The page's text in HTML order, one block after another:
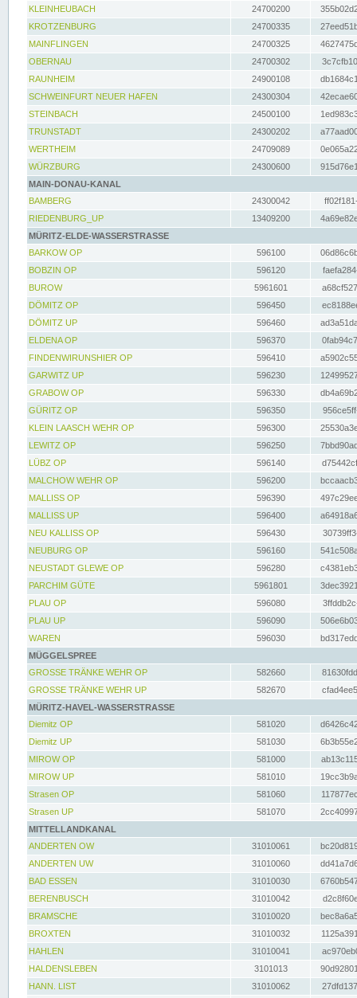
KLEINHEUBACH 24700200
KROTZENBURG
24700335
MAINFLINGEN
24700325
OBERNAU
24700302
RAUNHEIM
24900108
SCHWEINFURT NEUER HAFEN
24300304
STEINBACH
24500100
TRUNSTADT
24300202
WERTHEIM
24709089
WÜRZBURG
24300600
MAIN-DONAU-KANAL
BAMBERG
24300042
RIEDENBURG_UP
13409200
MÜRITZ-ELDE-WASSERSTRASSE
BARKOW OP
596100
BOBZIN OP
596120
BUROW
5961601
DÖMITZ OP
596450
DÖMITZ UP
596460
ELDENA OP
596370
FINDENWIRUNSHIER OP
596410
GARWITZ UP
596230
GRABOW OP
596330
GÜRITZ OP
596350
KLEIN LAASCH WEHR OP
596300
LEWITZ OP
596250
LÜBZ OP
596140
MALCHOW WEHR OP
596200
MALLISS OP
596390
MALLISS UP
596400
NEU KALLISS OP
596430
NEUBURG OP
596160
NEUSTADT GLEWE OP
596280
PARCHIM GÜTE
5961801
PLAU OP
596080
PLAU UP
596090
WAREN
596030
MÜGGELSPREE
GROSSE TRÄNKE WEHR OP
582660
GROSSE TRÄNKE WEHR UP
582670
MÜRITZ-HAVEL-WASSERSTRASSE
Diemitz OP
581020
Diemitz UP
581030
MIROW OP
581000
MIROW UP
581010
Strasen OP
581060
Strasen UP
581070
MITTELLANDKANAL
ANDERTEN OW
31010061
ANDERTEN UW
31010060
BAD ESSEN
31010030
BERENBUSCH
31010042
BRAMSCHE
31010020
BROXTEN
31010032
HAHLEN
31010041
HALDENSLEBEN
3101013
HANN. LIST
31010062